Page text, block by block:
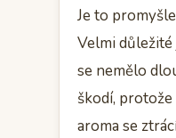
Je to
Velmi důležité
se nemělo
škodí,
aroma se